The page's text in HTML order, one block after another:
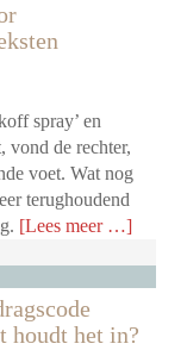
spray’ en
vond de rechter,
voet. Wat nog
terughoudend
[Lees meer …]
houdt het in?